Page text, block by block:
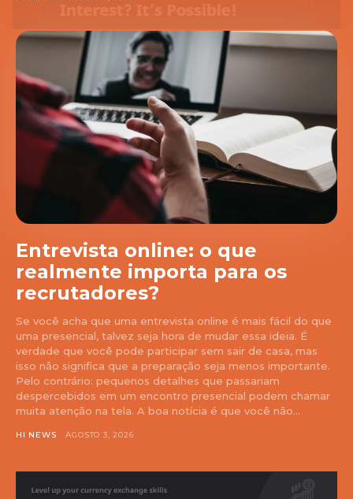
Entrevista online: o que
realmente importa para os
recrutadores?
Se você acha que uma entrevista online é mais fácil do que
uma presencial, talvez seja hora de mudar essa ideia. É
verdade que você pode participar sem sair de casa, mas
isso não significa que a preparação seja menos importante.
Pelo contrário: pequenos detalhes que passariam
despercebidos em um encontro presencial podem chamar
muita atenção na tela. A boa notícia é que você não...
HI NEWS AGOSTO 3, 2026